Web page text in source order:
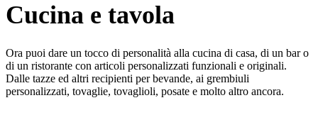
Cucina e tavola
Ora puoi dare un tocco di personalità alla cucina di casa, di un bar o
di un ristorante con articoli personalizzati funzionali e originali.
Dalle tazze ed altri recipienti per bevande, ai grembiuli
personalizzati, tovaglie, tovaglioli, posate e molto altro ancora.